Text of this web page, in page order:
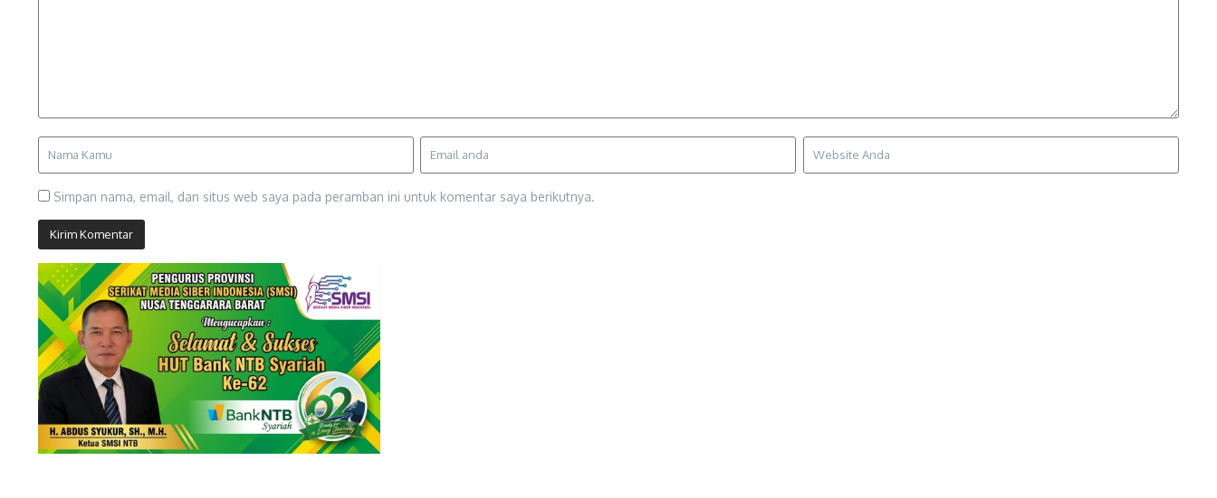
Simpan nama, email, dan situs web saya pada peramban ini untuk komentar saya berikutnya.